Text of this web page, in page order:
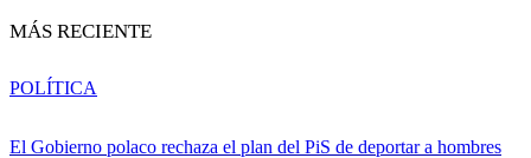
MÁS RECIENTE
El Gobierno polaco rechaza el plan del PiS de deportar a hombres
POLÍTICA